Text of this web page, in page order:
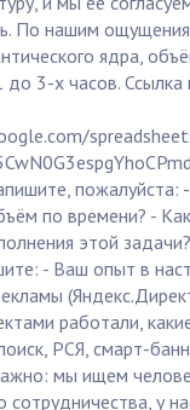
По нашим
ядра,
3-х часов. Ссылка
пожалуйста:
по времени? -
этой
- Ваш опыт в
работали,
РСЯ, смарт-
мы ищем
сотрудничества, у